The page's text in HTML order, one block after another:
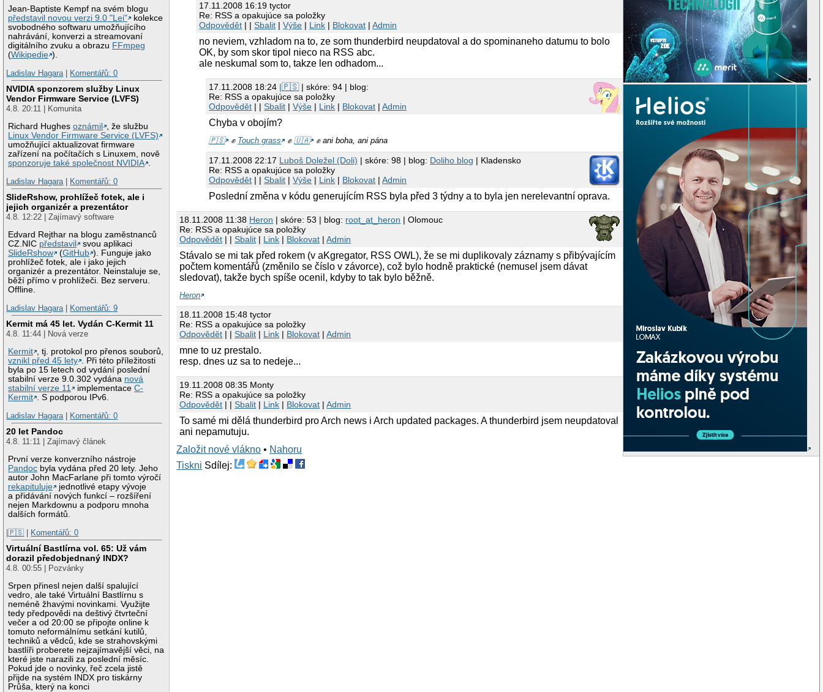
Jean-Baptiste Kempf na svém blogu
představil novou verzi 9.0 "Lei"
kolekce
svobodného softwaru umožňujícího
nahrávání, konverzi a streamovaní
digitálního zvuku a obrazu FFmpeg
(Wikipedie ).
Ladislav Hagara
Komentářů: 0
NVIDIA sponzorem služby Linux
Vendor Firmware Service (LVFS)
4.8. 20:11 | Komunita
Richard Hughesoznámil
, že službu
Linux Vendor Firmware Service (LVFS)
umožňující aktualizovat firmware
zařízení na počítačích s Linuxem, nově
sponzoruje také společnost NVIDIA .
Ladislav Hagara | Komentářů: 0
SlideRshow, prohlížeč fotek, ale i
jejich organizér a prezentátor
4.8. 12:22 | Zajímavý software
Edvard Rejthar na blogu zaměstnanců
CZ.NIC představil
svou aplikaci
SlideRshow
(GitHub ). Funguje jako
prohlížeč fotek, ale i jako jejich
organizér a prezentátor. Neinstaluje se,
běží přímo v prohlížeči. Bez serveru.
Offline.
Ladislav Hagara | Komentářů: 9
Kermit má 45 let. Vydán C-Kermit 11
4.8. 11:44 | Nová verze
Kermit , tj. protokol pro přenos souborů,
vznikl před 45 lety . Při této příležitosti
byla po 15 letech od vydání poslední
stabilní verze 9.0.302 vydána nová
stabilní verze 11
implementaceC-
Kermit . S podporou IPv6.
Ladislav Hagara | Komentářů: 0
20 let Pandoc
4.8. 11:11 | Zajímavý článek
První verze konverzního nástroje
Pandoc byla vydána před 20 lety. Jeho
autor John MacFarlane při tomto výročí
rekapituluje
jednotlivé etapy vývoje
a přidávání nových funkcí – rozšíření
nejen Markdownu a podporu mnoha
dalších formátů.
|🇵🇸 | Komentářů: 0
Virtuální Bastlírna vol. 65: Už vám
dorazil předobjednaný INDX?
4.8. 00:55 | Pozvánky
Srpen přinesl nejen další spalující
vedro, ale také Virtuální Bastlírnu s
neméně žhavými novinkami. Využijte
tedy předpovědi na deštivý čtvrteční
večer a od 20:00 se připojte online k
tomuto neformálnímu setkání kutilů,
techniků a vědců, kde se strahovskými
bastlíři proberete nejzajímavější věci, na
které jste narazili za poslední měsíc.
Pokud jde o novinky, řeč zcela jistě
přijde na systém INDX pro tiskárny
Průša, který na konci
17.11.2008 16:19 tyctor
Re: RSS a opakujúce sa položky
Odpovědět | |Sbalit |Výše | Link | Blokovat |Admin
no neviem, vzhladom na to, ze som thunderbird neupdatoval a do spominaneho datumu to bolo
OK, by som skor tipol nieco na RSS abc.
ale neskumal som to, takze len odhadom...
17.11.2008 18:24 |🇵🇸| skóre: 94 | blog:
Re: RSS a opakujúce sa položky
Odpovědět | |Sbalit |Výše | Link | Blokovat |Admin
Chyba v obojím?
🇵🇸 ✊ Touch grass ✊🇺🇦 ✊ ani boha, ani pána
17.11.2008 22:17 Luboš Doležel (Doli) | skóre: 98 | blog: Doliho blog | Kladensko
Re: RSS a opakujúce sa položky
Odpovědět | |Sbalit |Výše | Link | Blokovat |Admin
Poslední změna v kódu generujícím RSS byla před 3 týdny a to byla jen nerelevantní oprava.
18.11.2008 11:38 Heron | skóre: 53 | blog: root_at_heron | Olomouc
Re: RSS a opakujúce sa položky
Odpovědět | |Sbalit | Link | Blokovat |Admin
Stávalo se mi tak před rokem (v aKgregator, RSS OWL), že se mi duplikovaly záznamy s přibývajícím
počtem komentářů (změnilo se číslo v závorce), což bylo hodně praktické (nemusel jsem dávat
sledovat), takže bych spíše ocenil, kdyby to tak bylo běžně.
Heron
18.11.2008 15:48 tyctor
Re: RSS a opakujúce sa položky
Odpovědět | |Sbalit | Link | Blokovat |Admin
mne to uz prestalo.
resp. dnes uz sa to nedeje...
19.11.2008 08:35 Monty
Re: RSS a opakujúce sa položky
Odpovědět | |Sbalit | Link | Blokovat |Admin
To samé mi dělá thunderbird pro Arch news i Arch updated packages. A thunderbird jsem neupdatoval
ani nepamutuju.
Založit nové vlákno • Nahoru
Tiskni Sdílej: